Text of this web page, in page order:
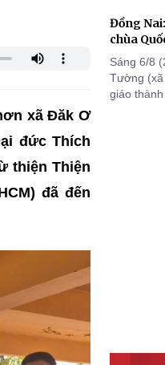
xã Đăk Ơ
đức Thích
thiện Thiện
đã đến
Đồng
chùa
Sáng 6/8
Tường
giáo
2570
VII, VIII